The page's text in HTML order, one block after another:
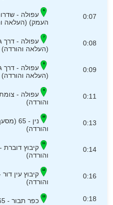
0:07
עפולה -
העמק) (העלאה
0:08
עפולה - דרך
(העלאה והורדה)
0:09
עפולה - דרך
(העלאה והורדה)
0:11
עפולה -
והורדה)
0:13
נין -
והורדה)
0:14
והורדה)
0:16
והורדה)
0:18 כפר תבור - 65 (צומת גזית) (העלאה והורדה)